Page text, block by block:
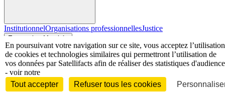
InstitutionnelOrganisations professionnellesJustice
Economie - Marchés
En poursuivant votre navigation sur ce site, vous acceptez l’utilisation
de cookies et technologies similaires qui permettront l’utilisation de
vos données par Satellifacts afin de réaliser des statistiques d'audience
- voir notre
Tout accepter
Refuser tous les cookies